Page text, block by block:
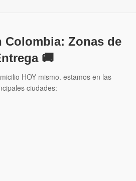
Colombia: Zonas de
🚚
HOY mismo. estamos en las
ciudades: